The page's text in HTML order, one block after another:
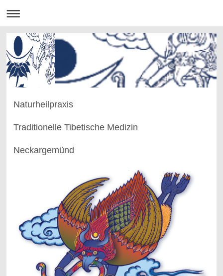
Naturheilpraxis
Traditionelle Tibetische Medizin
Neckargemünd